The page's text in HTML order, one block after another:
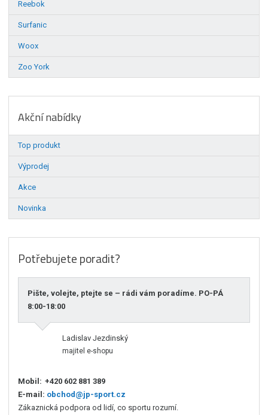
Reebok
Surfanic
Woox
Zoo York
Akční nabídky
Top produkt
Výprodej
Akce
Novinka
Potřebujete poradit?
Pište, volejte, ptejte se – rádi vám poradíme. PO-PÁ
8:00-18:00
Ladislav Jezdinský
majitel e-shopu
Mobil: +420 602 881 389
E-mail: obchod@jp-sport.cz
Zákaznická podpora od lidí, co sportu rozumí.